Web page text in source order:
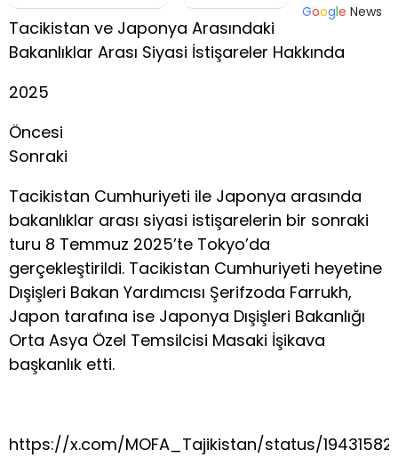
Google News
Tacikistan ve Japonya Arasındaki
Bakanlıklar Arası Siyasi İstişareler Hakkında
2025
Öncesi
Sonraki
Tacikistan Cumhuriyeti ile Japonya arasında
bakanlıklar arası siyasi istişarelerin bir sonraki
turu 8 Temmuz 2025’te Tokyo’da
gerçekleştirildi. Tacikistan Cumhuriyeti heyetine
Dışişleri Bakan Yardımcısı Şerifzoda Farrukh,
Japon tarafına ise Japonya Dışişleri Bakanlığı
Orta Asya Özel Temsilcisi Masaki İşikava
başkanlık etti.
https://x.com/MOFA_Tajikistan/status/